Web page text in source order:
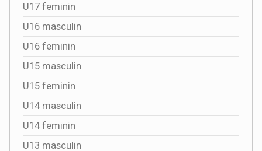
U17 feminin
U16 masculin
U16 feminin
U15 masculin
U15 feminin
U14 masculin
U14 feminin
U13 masculin